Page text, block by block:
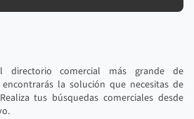
directorio comercial más grande de
la solución que necesitas de
tus búsquedas comerciales desde